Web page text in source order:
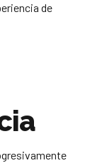
de